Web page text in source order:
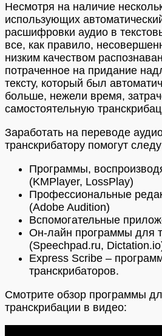
Несмотря на наличие
использующих
расшифровки аудио в
все, как правило,
низким качеством
потраченное на придание
тексту, который был
больше, нежели время,
самостоятельную
Заработать на переводе
транскрибатору помогут
Программы,
(KMPlayer, LossPlay)
Профессиональные
(Adobe Audition)
Вспомогательные
Он-лайн программы для
(Speechpad.ru,
Express Scribe –
транскрибаторов.
Смотрите обзор программы
транскрибации в видео: